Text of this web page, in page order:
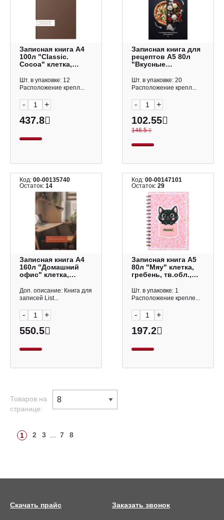
Записная книга А4
100л "Classic.
Cocoa" клетка,
7БЦ, коричневый
КЗ41004625
Шт. в упаковке: 12
Расположение крепл...
- +
437.8
Записная книга для
рецептов А5 80л
"Вкусные
тв.обл., картон
80КК5В_31721
Шт. в упаковке: 20
Расположение крепл...
- +
102.55
146.5
Код: 00-00135740
Остаток: 14
Записная книга А4
160л "Домашний
офис" клетка,
7БЦ, рисунок
КЗ41604355 Listoff
Доп. описание: Книга для
записей List...
- +
550.5
Код:00-00147101
Остаток:29
Записная книга А5
80л "Мяу" клетка,
гребень, тв.обл.,
15811-3 Darvish
Шт. в упаковке: 1
Расположение крепле...
- +
197.2
Товаров на
странице:
1 2 3 7 8
Заказать звонок
Скачать прайс